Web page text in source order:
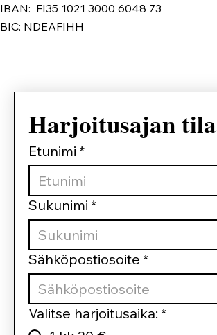
IBAN: FI35 1021 3000 6048 73
BIC: NDEAFIHH
Harjoitusajan
Etunimi *
Sukunimi *
Sähköpostiosoite *
Valitse harjoitusaika: *